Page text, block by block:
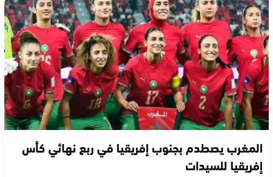
المغرب يصطدم بجنوب إفريقيا في ربع نهائي كأس
إفريقيا للسيدات